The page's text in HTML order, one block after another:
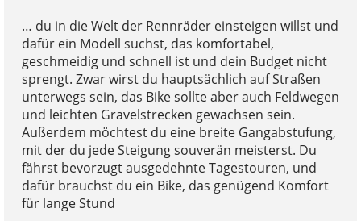
… du in die Welt der Rennräder einsteigen willst und
dafür ein Modell suchst, das komfortabel,
geschmeidig und schnell ist und dein Budget nicht
sprengt. Zwar wirst du hauptsächlich auf Straßen
unterwegs sein, das Bike sollte aber auch Feldwegen
und leichten Gravelstrecken gewachsen sein.
Außerdem möchtest du eine breite Gangabstufung,
mit der du jede Steigung souverän meisterst. Du
fährst bevorzugt ausgedehnte Tagestouren, und
dafür brauchst du ein Bike, das genügend Komfort
für lange Stund